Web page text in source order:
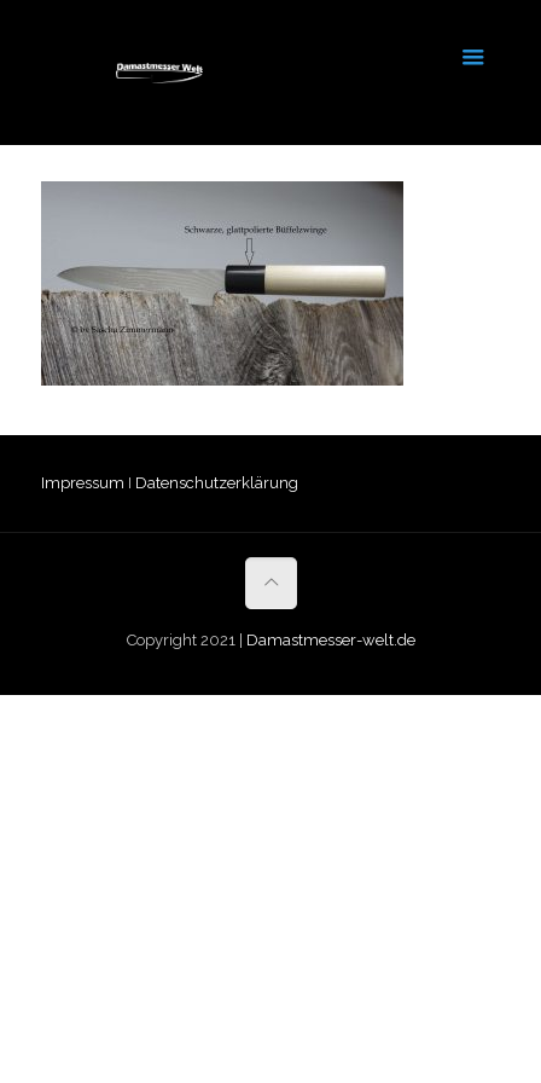
Impressum I Datenschutzerklärung
Copyright 2021 | Damastmesser-welt.de